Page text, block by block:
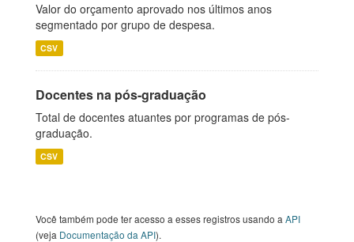
Valor do orçamento aprovado nos últimos anos
segmentado por grupo de despesa.
CSV
Docentes na pós-graduação
Total de docentes atuantes por programas de pós-
graduação.
CSV
Você também pode ter acesso a esses registros usando a API
(veja Documentação da API).